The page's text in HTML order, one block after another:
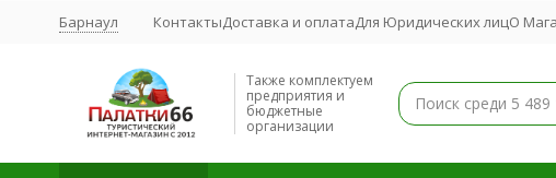
Барнаул КонтактыДоставка и оплатаДля Юридических лицО
Также комплектуем
предприятия и
бюджетные
организации